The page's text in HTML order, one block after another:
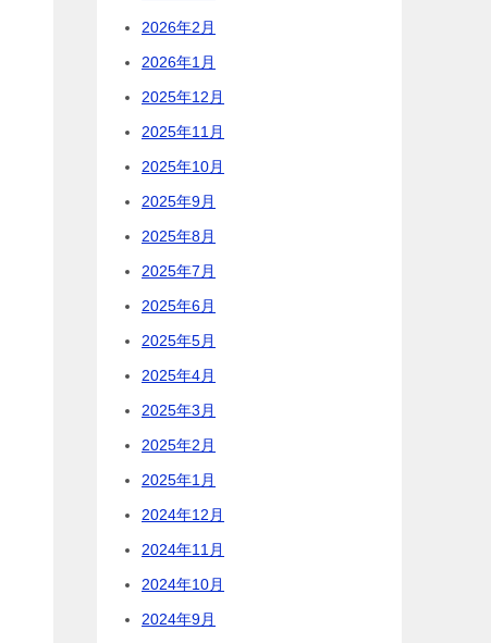
2026年2月
2026年1月
2025年12月
2025年11月
2025年10月
2025年9月
2025年8月
2025年7月
2025年6月
2025年5月
2025年4月
2025年3月
2025年2月
2025年1月
2024年12月
2024年11月
2024年10月
2024年9月